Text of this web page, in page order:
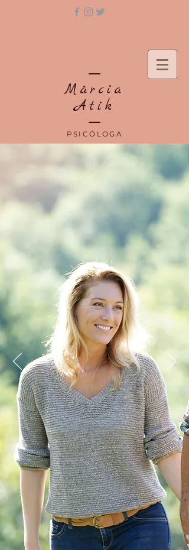
Márcia
Atik
PSICÓLOGA